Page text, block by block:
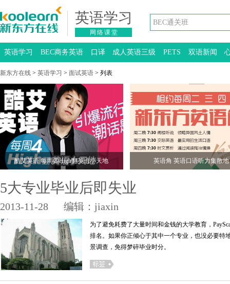
英语学习
网络课堂
英语学习 BEC商务英语 口译 成人英语三级 PETS 双语新闻
新东方在线 > 英语学习 > 面试英语 > 列表
酷艾英语 每周四High翻英语小天地 英语角 英语口语听力集散地
5大专业毕业后即失业
2013-11-28 编辑：jiaxin
为了避免耗费了大量时间和金钱的大学教育，
排名。如果你正倾心于其中一个专业，也没必要
景调查，免得梦碎毕业时分。